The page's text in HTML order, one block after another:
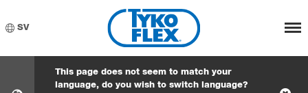
SV Meny
This page does not seem to match your
language, do you wish to switch language?